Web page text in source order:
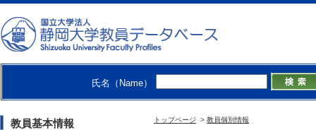
氏名（Name）
教員基本情報
トップページ > 教員個別情報
年1月 - 2009年11